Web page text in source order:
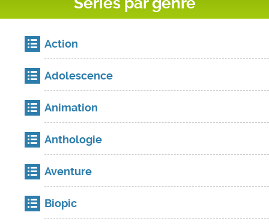
Action
Adolescence
Animation
Anthologie
Aventure
Biopic